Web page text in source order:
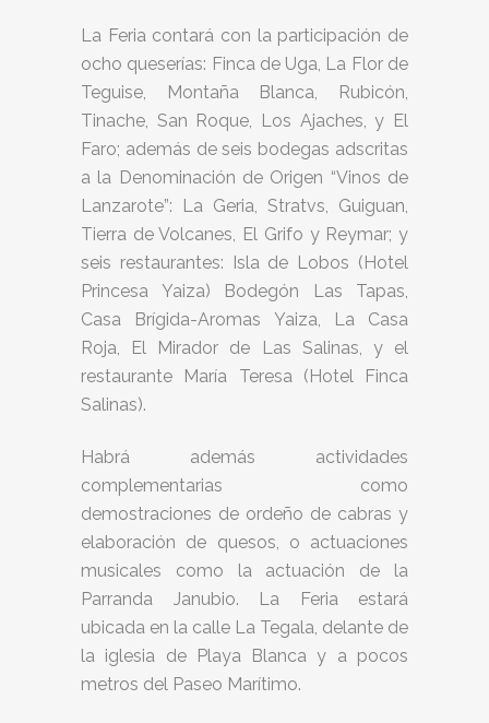
La Feria contará con la participación de
ocho queserías: Finca de Uga, La Flor de
Teguise, Montaña Blanca, Rubicón,
Tinache, San Roque, Los Ajaches, y El
Faro; además de seis bodegas adscritas
a la Denominación de Origen “Vinos de
Lanzarote”: La Geria, Stratvs, Guiguan,
Tierra de Volcanes, El Grifo y Reymar; y
seis restaurantes: Isla de Lobos (Hotel
Princesa Yaiza) Bodegón Las Tapas,
Casa Brígida-Aromas Yaiza, La Casa
Roja, El Mirador de Las Salinas, y el
restaurante María Teresa (Hotel Finca
Salinas).
Habrá además actividades
complementarias como
demostraciones de ordeño de cabras y
elaboración de quesos, o actuaciones
musicales como la actuación de la
Parranda Janubio. La Feria estará
ubicada en la calle La Tegala, delante de
la iglesia de Playa Blanca y a pocos
metros del Paseo Marítimo.